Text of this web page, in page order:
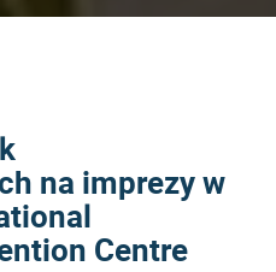
na imprezy w
Centre